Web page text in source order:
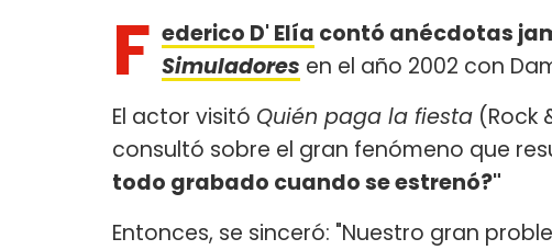
F ederico D' Elía contó anécdotas
Simuladores en el año 2002 con
El actor visitó Quién paga la fiesta (Rock
consultó sobre el gran fenómeno que
todo grabado cuando se estrenó?"
Entonces, se sinceró: "Nuestro gran